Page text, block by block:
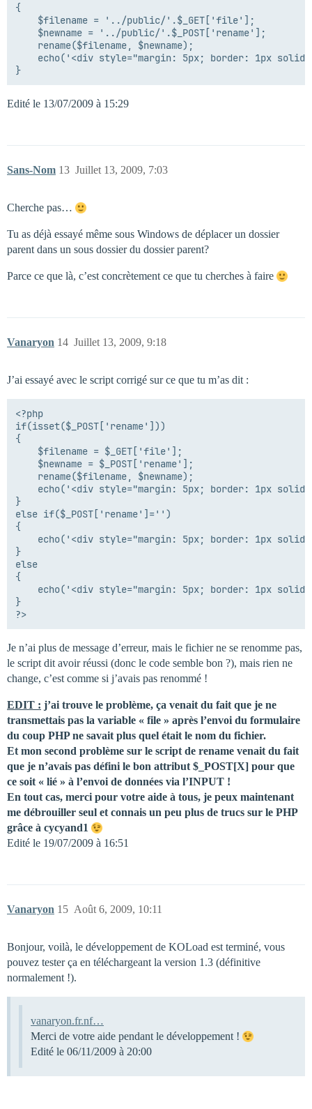
{
Edité le 13/07/2009 à 15:29
Sans-Nom Juillet 13, 2009, 7:03
13
Cherche pas…
Tu as déjà essayé même sous Windows de déplacer un dossier
parent dans un sous dossier du dossier parent?
Parce ce que là, c’est concrètement ce que tu cherches à faire
Vanaryon Juillet 13, 2009, 9:18
14
J’ai essayé avec le script corrigé sur ce que tu m’as dit :
<?php
if(isset($_POST['rename']))
{
}
else if($_POST['rename']='')
{
}
else
{
}
Je n’ai plus de message d’erreur, mais le fichier ne se renomme pas,
le script dit avoir réussi (donc le code semble bon ?), mais rien ne
change, c’est comme si j’avais pas renommé !
EDIT : j’ai trouve le problème, ça venait du fait que je ne
transmettais pas la variable « file » après l’envoi du formulaire
du coup PHP ne savait plus quel était le nom du fichier.
Et mon second problème sur le script de rename venait du fait
que je n’avais pas défini le bon attribut $_POST[X] pour que
ce soit « lié » à l’envoi de données via l’INPUT !
En tout cas, merci pour votre aide à tous, je peux maintenant
me débrouiller seul et connais un peu plus de trucs sur le PHP
grâce à cycyand1
Edité le 19/07/2009 à 16:51
Vanaryon Août 6, 2009, 10:11
15
Bonjour, voilà, le développement de KOLoad est terminé, vous
pouvez tester ça en téléchargeant la version 1.3 (définitive
normalement !).
vanaryon.fr.nf…
Merci de votre aide pendant le développement !
Edité le 06/11/2009 à 20:00